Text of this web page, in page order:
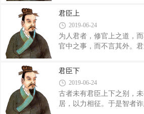
邪。故兵者尊主安国之经
不然。外不以兵，而欲诛
也，其前行多修矣。武王
前政多善矣。故小征千里
聚，日五闲之。大征遍知
用聪明也，故善用兵者，
儆，不茍聚，不妄行，不
者，攻坚则�?乘瑕则神，
瑕。故坚其坚者，瑕其瑕
可
君臣上
2019-06-24
为人君者，修官上之道，
官中之事，而不言其外。
匡，则百姓之与间，犹揭
道于国家，加之于百姓，
也。能上尽言于主，下致
者，忠臣也。上惠其道，
参表，则邪者可知也。
君臣下
2019-06-24
古者未有君臣上下之别，
居，以力相征。于是智者